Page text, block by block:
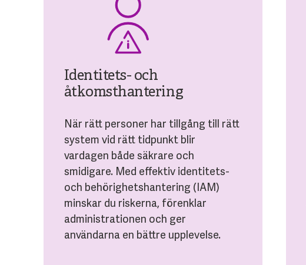
Identitets- och
åtkomsthantering
När rätt personer har tillgång till rätt
system vid rätt tidpunkt blir
vardagen både säkrare och
smidigare. Med effektiv identitets-
och behörighetshantering (IAM)
minskar du riskerna, förenklar
administrationen och ger
användarna en bättre upplevelse.